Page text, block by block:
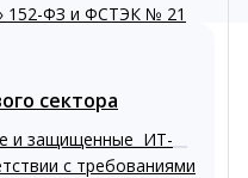
152-ФЗ и ФСТЭК № 21
сектора
и защищенные ИТ-
с требованиями